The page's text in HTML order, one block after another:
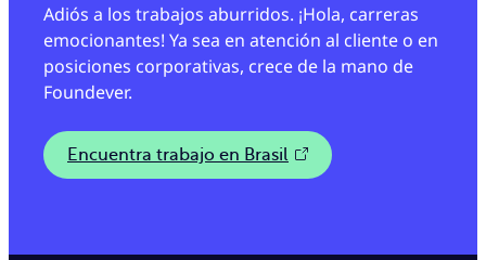
Adiós a los trabajos aburridos. ¡Hola, carreras
emocionantes! Ya sea en atención al cliente o en
posiciones corporativas, crece de la mano de
Foundever.
Encuentra trabajo en Brasil